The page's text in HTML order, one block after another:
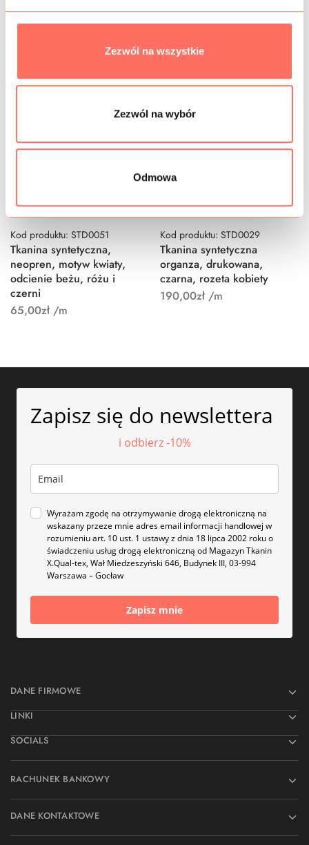
Zezwól na wszystkie
Zezwól na wybór
Odmowa
Kod produktu: STD0051
Tkanina syntetyczna,
neopren, motyw kwiaty,
odcienie beżu, różu i
czerni
65,00zł/m
Kod produktu: STD0029
Tkanina syntetyczna
organza, drukowana,
czarna, rozeta kobiety
190,00zł/m
Zapisz się do newslettera
i odbierz -10%
Wyrażam zgodę na otrzymywanie drogą elektroniczną na
wskazany przeze mnie adres email informacji handlowej w
rozumieniu art. 10 ust. 1 ustawy z dnia 18 lipca 2002 roku o
świadczeniu usług drogą elektroniczną od Magazyn Tkanin
X.Qual-tex, Wał Miedzeszyński 646, Budynek III, 03-994
Warszawa – Gocław
Zapisz mnie
DANE FIRMOWE
LINKI
SOCIALS
RACHUNEK BANKOWY
DANE KONTAKTOWE